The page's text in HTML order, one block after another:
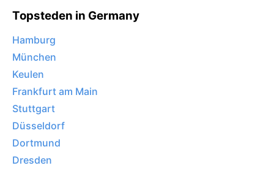
Topsteden in Germany
Hamburg
München
Keulen
Frankfurt am Main
Stuttgart
Düsseldorf
Dortmund
Dresden